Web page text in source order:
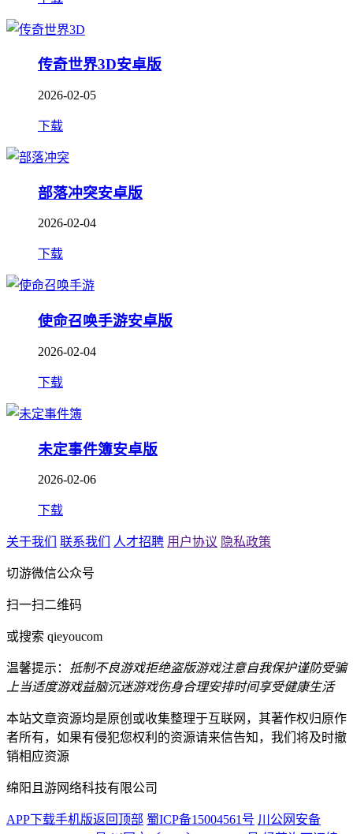
传奇世界3D安卓版
2026-02-05
下载
部落冲突安卓版
2026-02-04
下载
使命召唤手游安卓版
2026-02-04
下载
未定事件簿安卓版
2026-02-06
下载
关于我们 联系我们 人才招聘 用户协议 隐私政策
切游微信公众号
扫一扫二维码
或搜索 qieyoucom
温馨提示： 抵制不良游戏拒绝盗版游戏注意自我保护谨防受骗
上当适度游戏益脑沉迷游戏伤身合理安排时间享受健康生活
本站文章资源均是原创或收集整理于互联网，其著作权归原作
者所有，如果有侵犯您权利的资源请来信告知，我们将及时撤
销相应资源
绵阳且游网络科技有限公司
APP下载手机版返回顶部 蜀ICP备15004561号 川公网安备